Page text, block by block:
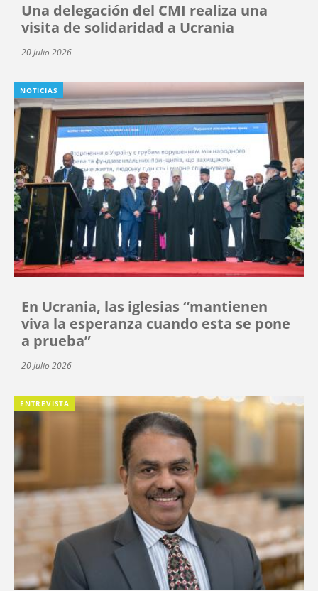
Una delegación del CMI realiza una
visita de solidaridad a Ucrania
20 Julio 2026
NOTICIAS
En Ucrania, las iglesias “mantienen
viva la esperanza cuando esta se pone
a prueba”
20 Julio 2026
ENTREVISTA